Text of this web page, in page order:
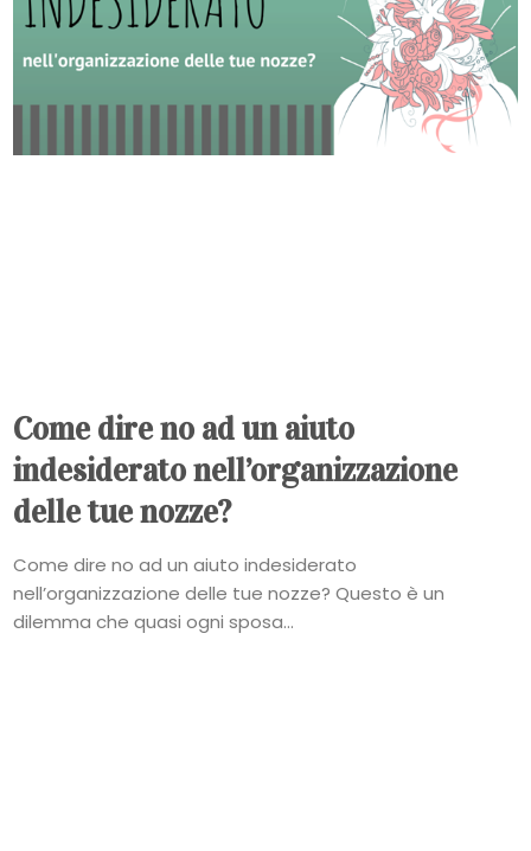
Come dire no ad un aiuto
indesiderato nell’organizzazione
delle tue nozze?
Come dire no ad un aiuto indesiderato
nell’organizzazione delle tue nozze? Questo è un
dilemma che quasi ogni sposa...